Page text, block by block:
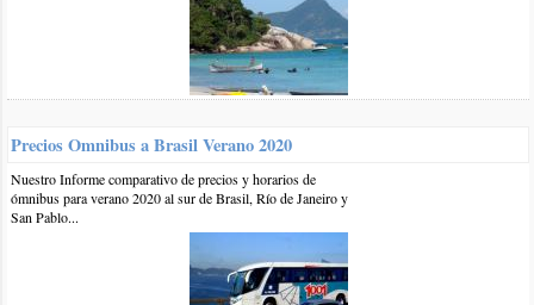
acercando el verano que es la época que suele llover más en
la región, pero en general en cuanto a temperatura ya es una
época agradable que se acerca a lo que es el verano.
Lógicamente el clima es muy cambiante últimamente y
puede ser que tengas algún día más frío sobre todo al
noche, pero en general tendrían que tener buen
época.
Saludos
0 10-feb-2018::por:Renata Allocco
Precios Omnibus a Brasil Verano 2020
Nuestro Informe comparativo de precios y horarios de
ómnibus para verano 2020 al sur de Brasil, Río de Janeiro y
San Pablo...